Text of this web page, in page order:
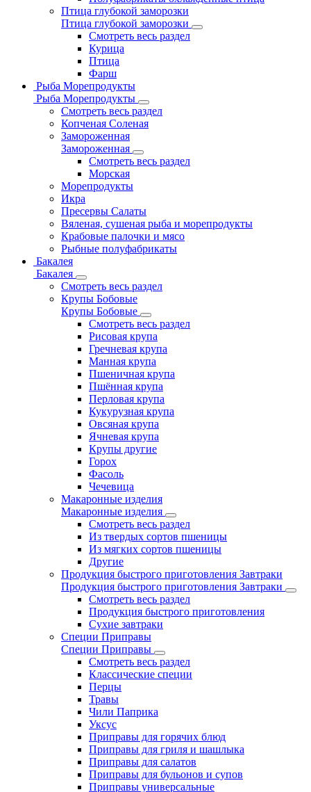
Птица глубокой заморозки
Птица глубокой заморозки
Смотреть весь раздел
Курица
Птица
Фарш
Рыба Морепродукты
Рыба Морепродукты
Смотреть весь раздел
Копченая Соленая
Замороженная
Замороженная
Смотреть весь раздел
Морская
Морепродукты
Икра
Пресервы Салаты
Вяленая, сушеная рыба и морепродукты
Крабовые палочки и мясо
Рыбные полуфабрикаты
Бакалея
Бакалея
Смотреть весь раздел
Крупы Бобовые
Крупы Бобовые
Смотреть весь раздел
Рисовая крупа
Гречневая крупа
Манная крупа
Пшеничная крупа
Пшённая крупа
Перловая крупа
Кукурузная крупа
Овсяная крупа
Ячневая крупа
Крупы другие
Горох
Фасоль
Чечевица
Макаронные изделия
Макаронные изделия
Смотреть весь раздел
Из твердых сортов пшеницы
Из мягких сортов пшеницы
Другие
Продукция быстрого приготовления Завтраки
Продукция быстрого приготовления Завтраки
Смотреть весь раздел
Продукция быстрого приготовления
Сухие завтраки
Специи Приправы
Специи Приправы
Смотреть весь раздел
Классические специи
Перцы
Травы
Чили Паприка
Уксус
Приправы для горячих блюд
Приправы для гриля и шашлыка
Приправы для салатов
Приправы для бульонов и супов
Приправы универсальные